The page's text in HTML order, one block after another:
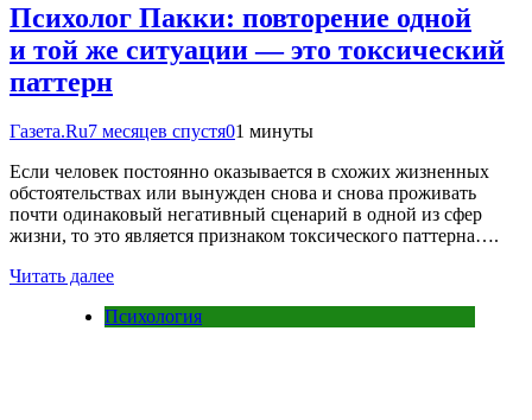
Психолог Пакки: повторение одной
и той же ситуации — это токсический
паттерн
Газета.Ru7 месяцев спустя01 минуты
Если человек постоянно оказывается в схожих жизненных
обстоятельствах или вынужден снова и снова проживать
почти одинаковый негативный сценарий в одной из сфер
жизни, то это является признаком токсического паттерна….
Читать далее
Психология